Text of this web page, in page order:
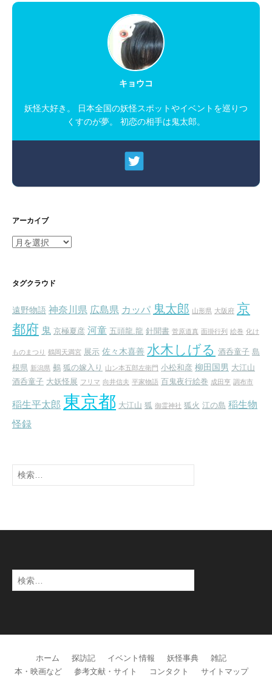
キョウコ
妖怪大好き。 日本全国の妖怪スポットやイベントを巡りつ
くすのが夢。 初恋の相手は鬼太郎。
アーカイブ
ア
イ
タグクラウド
遠野物語 神奈川県 広島県 カッパ 鬼太郎 山形県 大阪府 京
都府 鬼 京極夏彦 河童 五頭龍.龍 針聞書 菅原道真 面掛行列 絵巻 化け
ものまつり 鶴岡天満宮 展示 佐々木喜善 水木しげる 酒呑童子 島
根県 新潟県 鵺 狐の嫁入り 山ン本五郎左衛門 小松和彦 柳田国男 大江山
酒呑童子 大妖怪展 フリマ 向井信夫 平家物語 百鬼夜行絵巻 成田亨 調布市
稲生平太郎 東京都 大江山 狐 御霊神社 狐火 江の島 稲生物
怪録
検
索:
検
索:
ホーム 探訪記 イベント情報 妖怪事典
雑記
本・映画など
参考文献・サイト コンタクト サイトマップ